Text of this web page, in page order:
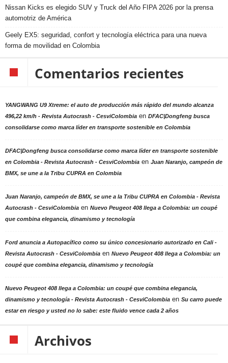
Nissan Kicks es elegido SUV y Truck del Año FIPA 2026 por la prensa
automotriz de América
Geely EX5: seguridad, confort y tecnología eléctrica para una nueva
forma de movilidad en Colombia
Comentarios recientes
YANGWANG U9 Xtreme: el auto de producción más rápido del mundo alcanza
496,22 km/h - Revista Autocrash - CesviColombia en DFAC|Dongfeng busca
consolidarse como marca líder en transporte sostenible en Colombia
DFAC|Dongfeng busca consolidarse como marca líder en transporte sostenible
en Colombia - Revista Autocrash - CesviColombia en Juan Naranjo, campeón de
BMX, se une a la Tribu CUPRA en Colombia
Juan Naranjo, campeón de BMX, se une a la Tribu CUPRA en Colombia - Revista
Autocrash - CesviColombia en Nuevo Peugeot 408 llega a Colombia: un coupé
que combina elegancia, dinamismo y tecnología
Ford anuncia a Autopacífico como su único concesionario autorizado en Cali -
Revista Autocrash - CesviColombia en Nuevo Peugeot 408 llega a Colombia: un
coupé que combina elegancia, dinamismo y tecnología
Nuevo Peugeot 408 llega a Colombia: un coupé que combina elegancia,
dinamismo y tecnología - Revista Autocrash - CesviColombia en Su carro puede
estar en riesgo y usted no lo sabe: este fluido vence cada 2 años
Archivos